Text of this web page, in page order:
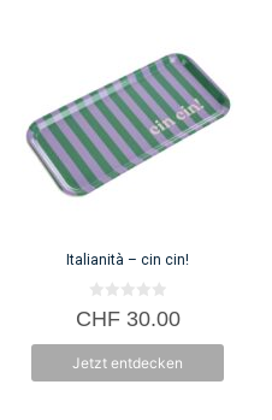
Italianità – cin cin!
0
v
5
CHF30.00
Jetzt entdecken